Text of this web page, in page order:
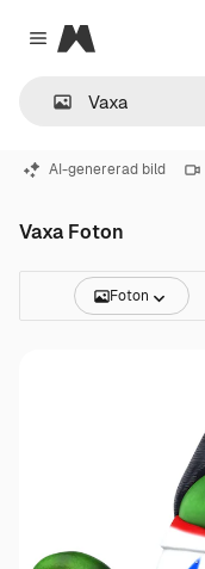
Close menu
Magnific
AI-genererad bild
Vaxa Foton
Foton